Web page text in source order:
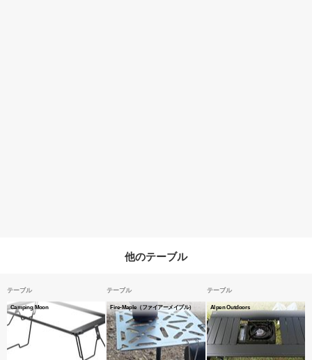
他のテーブル
テーブル
Camping Moon
テーブル
Fire-Maple（ファイアーメイプル）
テーブル
Alpen Outdoors